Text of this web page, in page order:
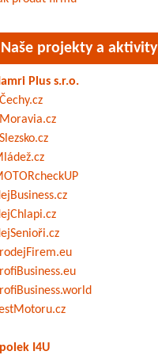
Naše projekty a aktivity
Plus s.r.o.
I4U